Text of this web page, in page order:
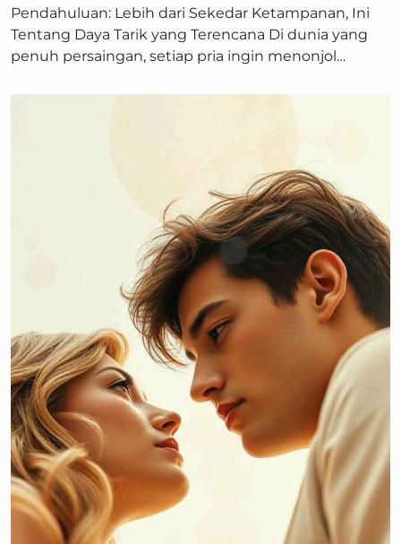
Pendahuluan: Lebih dari Sekedar Ketampanan, Ini
Tentang Daya Tarik yang Terencana Di dunia yang
penuh persaingan, setiap pria ingin menonjol…